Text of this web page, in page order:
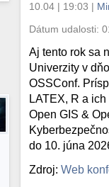
10.04 | 19:03 |
Dátum udalosti:
Aj tento rok sa
Univerzity v
OSSConf.
LATEX, R a
Open GIS &
do 10. júna
Zdroj:Web